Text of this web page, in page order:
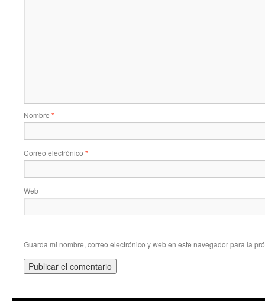
Nombre *
Correo electrónico *
Web
Guarda mi nombre, correo electrónico y web en este navegador para la